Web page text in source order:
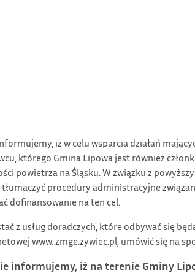
iż w celu wsparcia działań
którego Gmina Lipowa jest również
powietrza na Śląsku. W związku z
tłumaczyć procedury administracyjne
dofinansowanie na ten cel.
z usług doradczych, które odbywać się
www. zmge.zywiec.pl, umówić się na
informujemy, iż na terenie Gminy